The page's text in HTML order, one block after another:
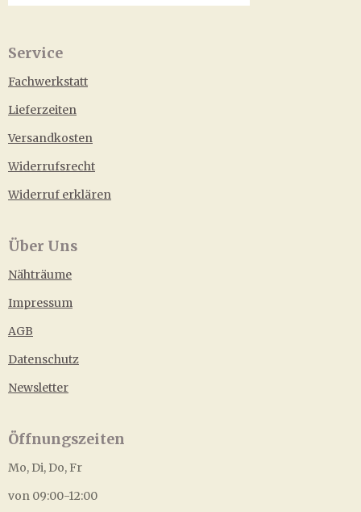
Service
Fachwerkstatt
Lieferzeiten
Versandkosten
Widerrufsrecht
Widerruf erklären
Über Uns
Nähträume
Impressum
AGB
Datenschutz
Newsletter
Öffnungszeiten
Mo, Di, Do, Fr
von 09:00-12:00